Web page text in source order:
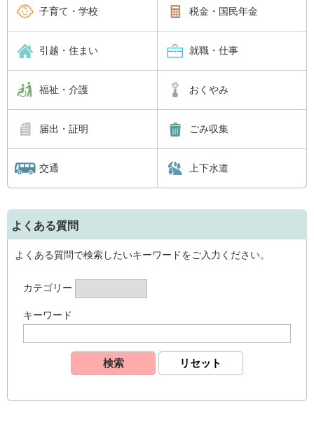
子育て・学校 税金・国民年金
引越・住まい 就職・仕事
福祉・介護 おくやみ
届出・証明 ごみ収集
交通 上下水道
よくある質問
よくある質問で検索したいキーワードをご入力ください。
カテゴリー
キーワード